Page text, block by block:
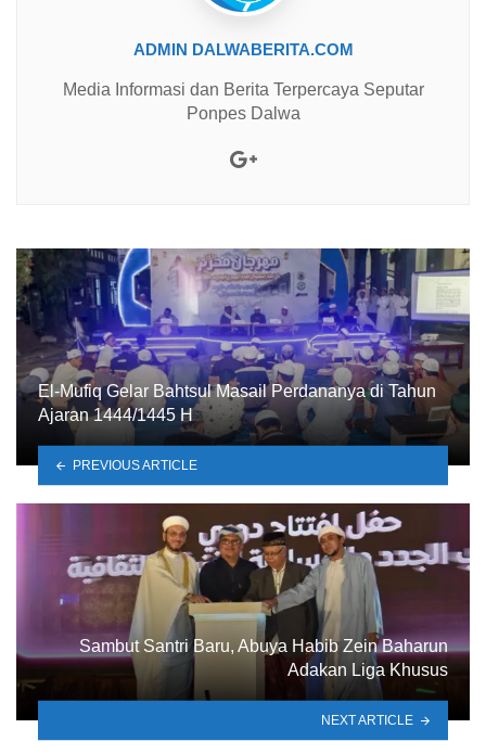
ADMIN DALWABERITA.COM
Media Informasi dan Berita Terpercaya Seputar
Ponpes Dalwa
Google+
El-Mufiq Gelar Bahtsul Masail Perdananya di Tahun
Ajaran 1444/1445 H
PREVIOUS ARTICLE
Sambut Santri Baru, Abuya Habib Zein Baharun
Adakan Liga Khusus
NEXT ARTICLE